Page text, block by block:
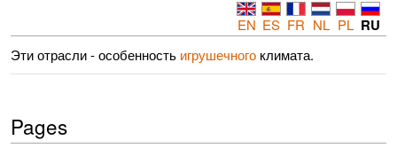
EN ES FR NL PL RU
Эти отрасли - особенность игрушечного климата.
Pages